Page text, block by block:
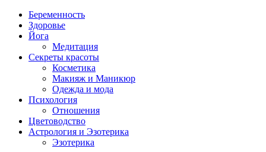
Беременность
Здоровье
Йога
Медитация
Секреты красоты
Косметика
Макияж и Маникюр
Одежда и мода
Психология
Отношения
Цветоводство
Астрология и Эзотерика
Эзотерика